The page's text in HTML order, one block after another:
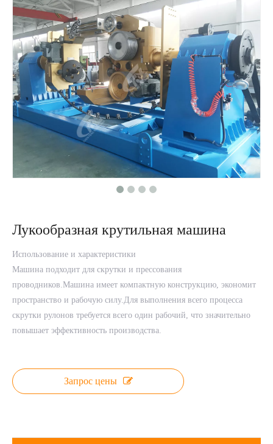
Лукообразная крутильная машина
Использование и характеристики
Машина подходит для скрутки и прессования
проводников.Машина имеет компактную конструкцию, экономит
пространство и рабочую силу.Для выполнения всего процесса
скрутки рулонов требуется всего один рабочий, что значительно
повышает эффективность производства.
Запрос цены